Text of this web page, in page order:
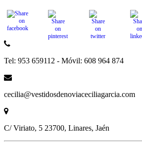
Tel: 953 659112 - Móvil: 608 964 874
cecilia@vestidosdenoviaceciliagarcia.com
C/ Viriato, 5 23700, Linares, Jaén